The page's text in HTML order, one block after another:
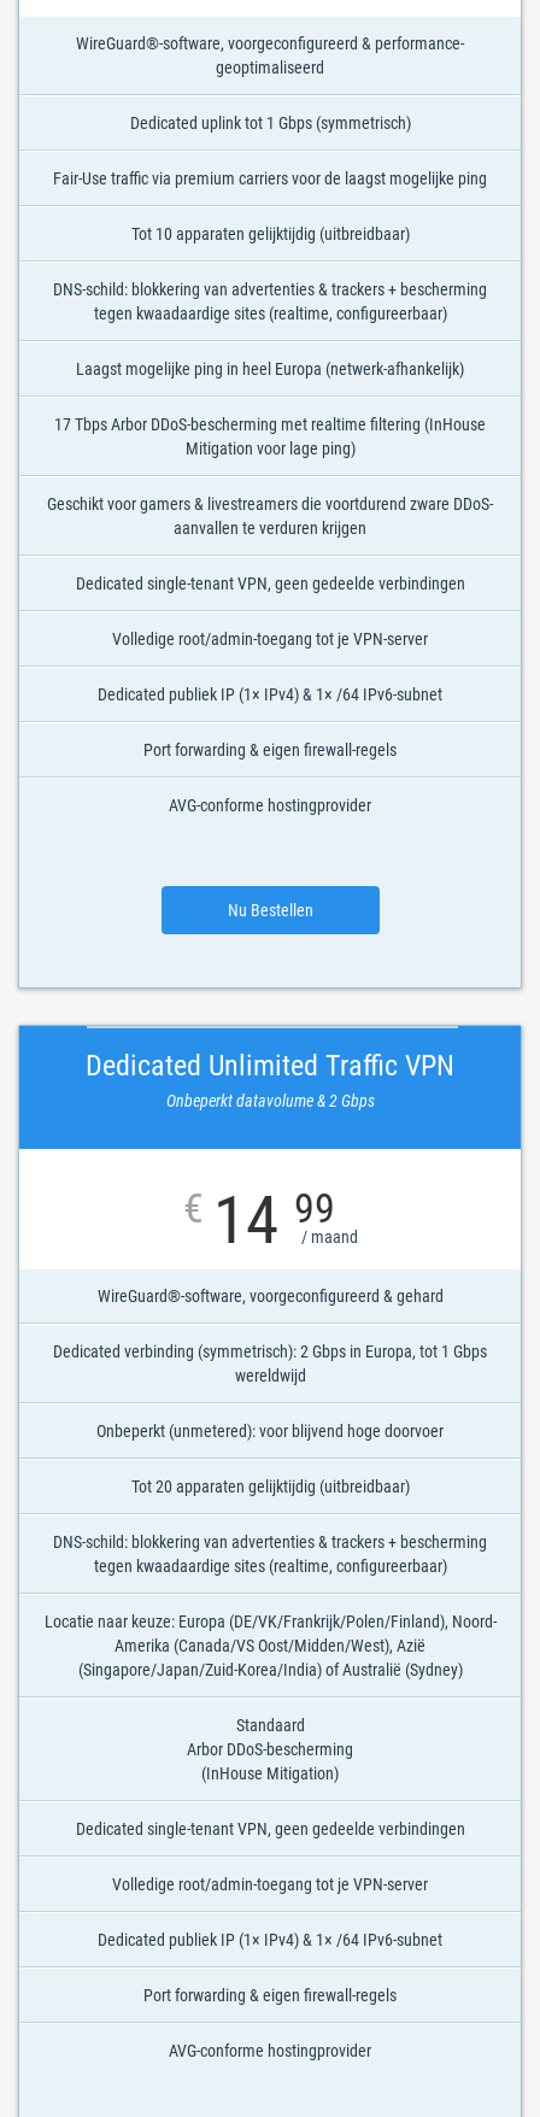
WireGuard®-software, voorgeconfigureerd & performance-
geoptimaliseerd
Dedicated uplink tot 1 Gbps (symmetrisch)
Fair-Use traffic via premium carriers voor de laagst mogelijke ping
Tot 10 apparaten gelijktijdig (uitbreidbaar)
DNS-schild: blokkering van advertenties & trackers + bescherming
tegen kwaadaardige sites (realtime, configureerbaar)
Laagst mogelijke ping in heel Europa (netwerk-afhankelijk)
17 Tbps Arbor DDoS-bescherming met realtime filtering (InHouse
Mitigation voor lage ping)
Geschikt voor gamers & livestreamers die voortdurend zware DDoS-
aanvallen te verduren krijgen
Dedicated single-tenant VPN, geen gedeelde verbindingen
Volledige root/admin-toegang tot je VPN-server
Dedicated publiek IP (1× IPv4) & 1× /64 IPv6-subnet
Port forwarding & eigen firewall-regels
AVG-conforme hostingprovider
Nu Bestellen
Dedicated Unlimited Traffic VPN
Onbeperkt datavolume & 2 Gbps
€ 14 99
/ maand
WireGuard®-software, voorgeconfigureerd & gehard
Dedicated verbinding (symmetrisch): 2 Gbps in Europa, tot 1 Gbps
wereldwijd
Onbeperkt (unmetered): voor blijvend hoge doorvoer
Tot 20 apparaten gelijktijdig (uitbreidbaar)
DNS-schild: blokkering van advertenties & trackers + bescherming
tegen kwaadaardige sites (realtime, configureerbaar)
Locatie naar keuze: Europa (DE/VK/Frankrijk/Polen/Finland), Noord-
Amerika (Canada/VS Oost/Midden/West), Azië
(Singapore/Japan/Zuid-Korea/India) of Australië (Sydney)
Standaard
Arbor DDoS-bescherming
(InHouse Mitigation)
Dedicated single-tenant VPN, geen gedeelde verbindingen
Volledige root/admin-toegang tot je VPN-server
Dedicated publiek IP (1× IPv4) & 1× /64 IPv6-subnet
Port forwarding & eigen firewall-regels
AVG-conforme hostingprovider